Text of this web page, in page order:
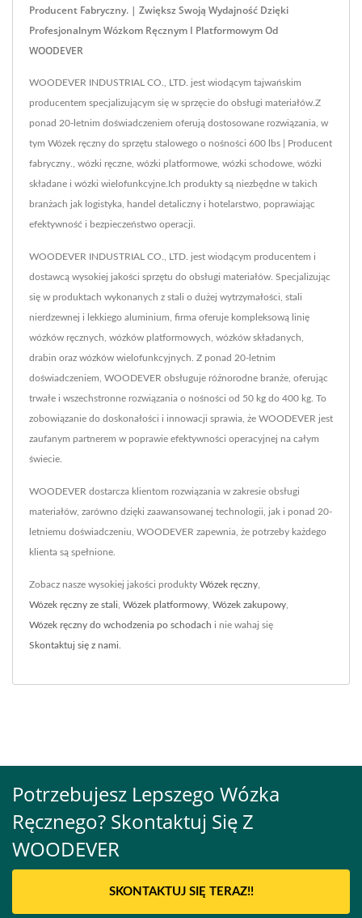
Producent Fabryczny. | Zwiększ Swoją Wydajność Dzięki
Profesjonalnym Wózkom Ręcznym I Platformowym Od
WOODEVER
WOODEVER INDUSTRIAL CO., LTD. jest wiodącym tajwańskim
producentem specjalizującym się w sprzęcie do obsługi materiałów.Z
ponad 20-letnim doświadczeniem oferują dostosowane rozwiązania, w
tym Wózek ręczny do sprzętu stalowego o nośności 600 lbs | Producent
fabryczny., wózki ręczne, wózki platformowe, wózki schodowe, wózki
składane i wózki wielofunkcyjne.Ich produkty są niezbędne w takich
branżach jak logistyka, handel detaliczny i hotelarstwo, poprawiając
efektywność i bezpieczeństwo operacji.
WOODEVER INDUSTRIAL CO., LTD. jest wiodącym producentem i
dostawcą wysokiej jakości sprzętu do obsługi materiałów. Specjalizując
się w produktach wykonanych z stali o dużej wytrzymałości, stali
nierdzewnej i lekkiego aluminium, firma oferuje kompleksową linię
wózków ręcznych, wózków platformowych, wózków składanych,
drabin oraz wózków wielofunkcyjnych. Z ponad 20-letnim
doświadczeniem, WOODEVER obsługuje różnorodne branże, oferując
trwałe i wszechstronne rozwiązania o nośności od 50 kg do 400 kg. To
zobowiązanie do doskonałości i innowacji sprawia, że WOODEVER jest
zaufanym partnerem w poprawie efektywności operacyjnej na całym
świecie.
WOODEVER dostarcza klientom rozwiązania w zakresie obsługi
materiałów, zarówno dzięki zaawansowanej technologii, jak i ponad 20-
letniemu doświadczeniu, WOODEVER zapewnia, że potrzeby każdego
klienta są spełnione.
Zobacz nasze wysokiej jakości produkty Wózek ręczny,
Wózek ręczny ze stali, Wózek platformowy, Wózek zakupowy,
Wózek ręczny do wchodzenia po schodach i nie wahaj się
Skontaktuj się z nami.
Potrzebujesz Lepszego Wózka
Ręcznego? Skontaktuj Się Z
WOODEVER
SKONTAKTUJ SIĘ TERAZ!!